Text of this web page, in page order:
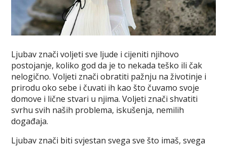
Ljubav znači voljeti sve ljude i cijeniti njihovo
postojanje, koliko god da je to nekada teško ili čak
nelogično. Voljeti znači obratiti pažnju na životinje i
prirodu oko sebe i čuvati ih kao što čuvamo svoje
domove i lične stvari u njima. Voljeti znači shvatiti
svrhu svih naših problema, iskušenja, nemilih
događaja.
Ljubav znači biti svjestan svega sve što imaš, svega